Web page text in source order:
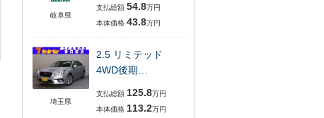
岐阜県
支払総額 54.8万円
本体価格 43.8万円
埼玉県
2.5 リミテッド
4WD後期…
支払総額 125.8万円
本体価格 113.2万円